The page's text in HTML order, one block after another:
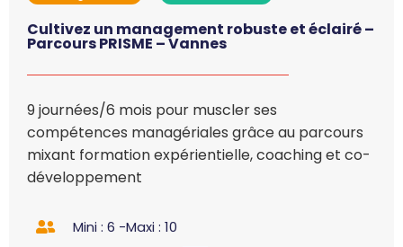
Cultivez un management robuste et éclairé –
Parcours PRISME – Vannes
9 journées/6 mois pour muscler ses
compétences managériales grâce au parcours
mixant formation expérientielle, coaching et co-
développement
Mini : 6 -Maxi : 10